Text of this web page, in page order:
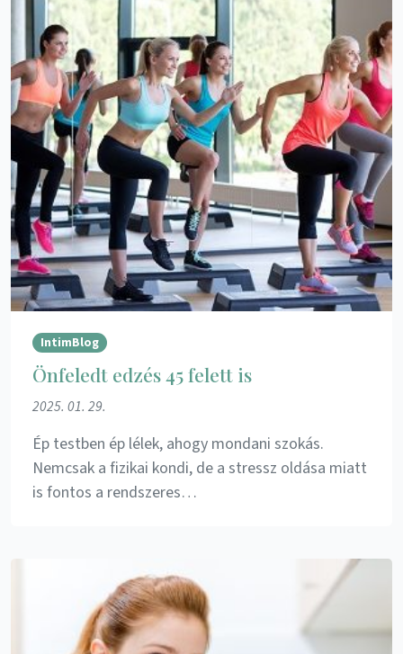
IntimBlog
Önfeledt edzés 45 felett is
2025. 01. 29.
Ép testben ép lélek, ahogy mondani szokás.
Nemcsak a fizikai kondi, de a stressz oldása miatt
is fontos a rendszeres…